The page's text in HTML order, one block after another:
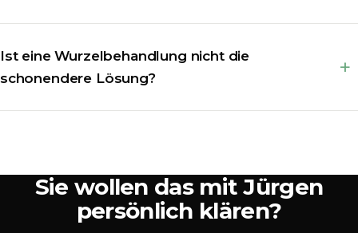
Ist eine Wurzelbehandlung nicht die
schonendere Lösung?
Sie wollen das mit Jürgen
persönlich klären?